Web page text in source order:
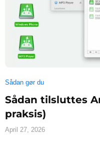
Sådan gør du
Sådan tilsluttes
praksis)
April 27, 2026